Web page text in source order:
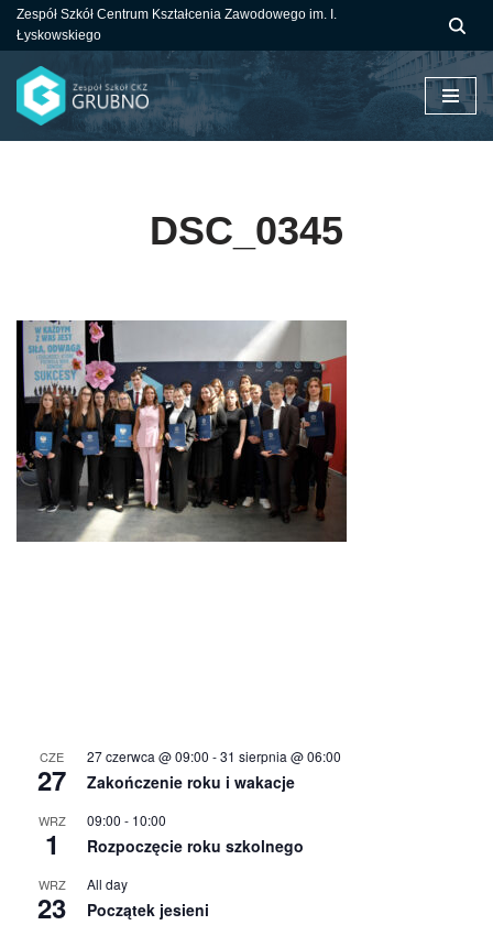
do
treści
Zespół Szkół Centrum Kształcenia Zawodowego im. I.
Łyskowskiego
DSC_0345
CZE
27
27 czerwca @ 09:00 -31 sierpnia @ 06:00
Zakończenie roku i wakacje
WRZ
1
09:00 - 10:00
Rozpoczęcie roku szkolnego
WRZ
23
All day
Początek jesieni